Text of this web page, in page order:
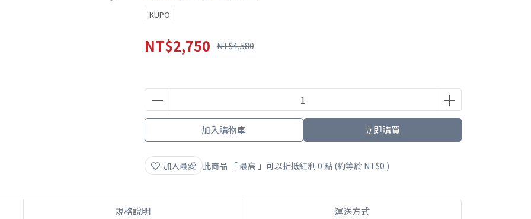
KUPO
NT$2,750 NT$4,580
加入購物車 立即購買
加入最愛 此商品 「 最高 」可以折抵紅利 0 點 (約等於 NT$0 )
規格說明 運送方式